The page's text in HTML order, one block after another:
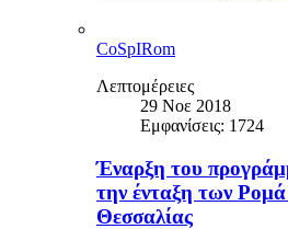
CoSpIRom
Λεπτομέρειες
29 Νοε 2018
Εμφανίσεις: 1724
Έναρξη του
την ένταξη των
Θεσσαλίας